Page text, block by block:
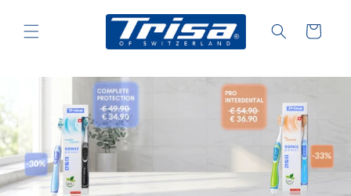
content
Ostukorv